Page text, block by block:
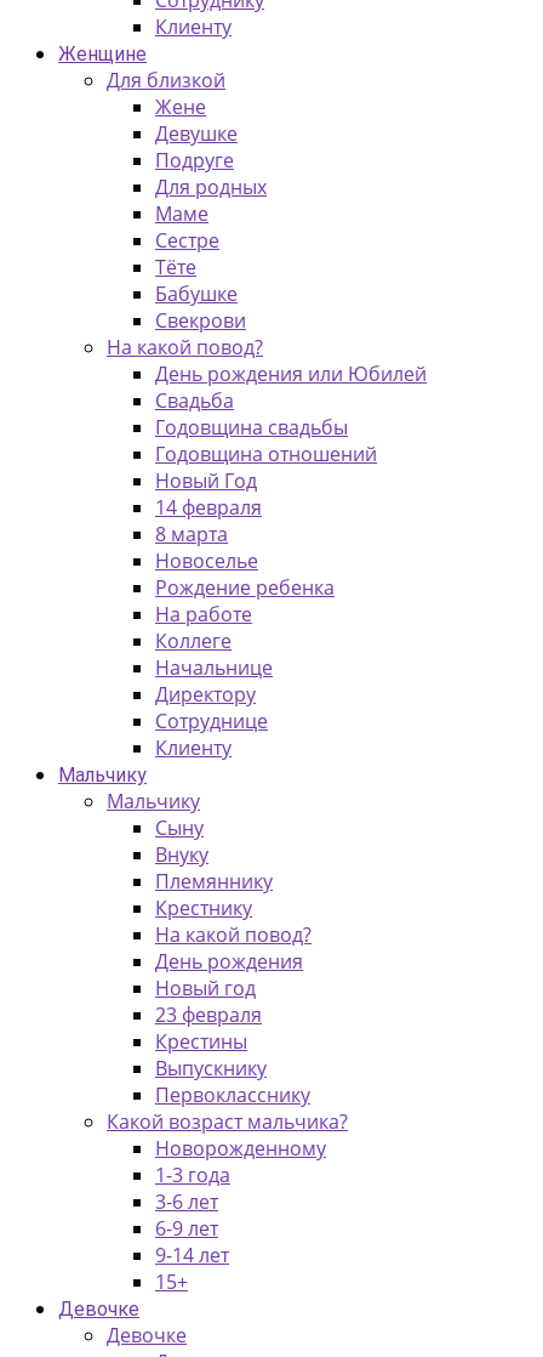
Клиенту
Женщине
Для близкой
Жене
Девушке
Подруге
Для родных
Маме
Сестре
Тёте
Бабушке
Свекрови
На какой повод?
День рождения или Юбилей
Свадьба
Годовщина свадьбы
Годовщина отношений
Новый Год
14 февраля
8 марта
Новоселье
Рождение ребенка
На работе
Коллеге
Начальнице
Директору
Сотруднице
Клиенту
Мальчику
Мальчику
Сыну
Внуку
Племяннику
Крестнику
На какой повод?
День рождения
Новый год
23 февраля
Крестины
Выпускнику
Первокласснику
Какой возраст мальчика?
Новорожденному
1-3 года
3-6 лет
6-9 лет
9-14 лет
15+
Девочке
Девочке